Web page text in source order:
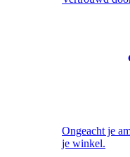
Ongeacht je
je winkel.